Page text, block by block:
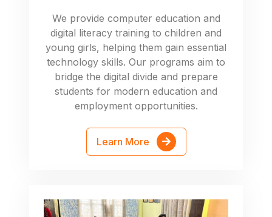
We provide computer education and
digital literacy training to children and
young girls, helping them gain essential
technology skills. Our programs aim to
bridge the digital divide and prepare
students for modern education and
employment opportunities.
Learn More